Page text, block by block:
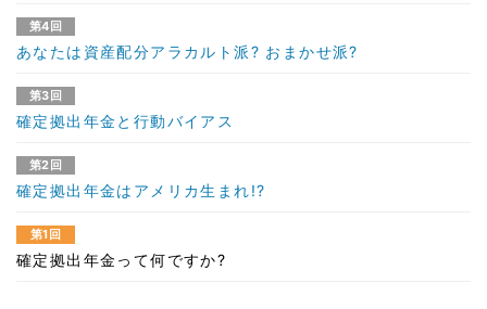
第4回
あなたは資産配分アラカルト派? おまかせ派?
第3回
確定拠出年金と行動バイアス
第2回
確定拠出年金はアメリカ生まれ!?
第1回
確定拠出年金って何ですか?